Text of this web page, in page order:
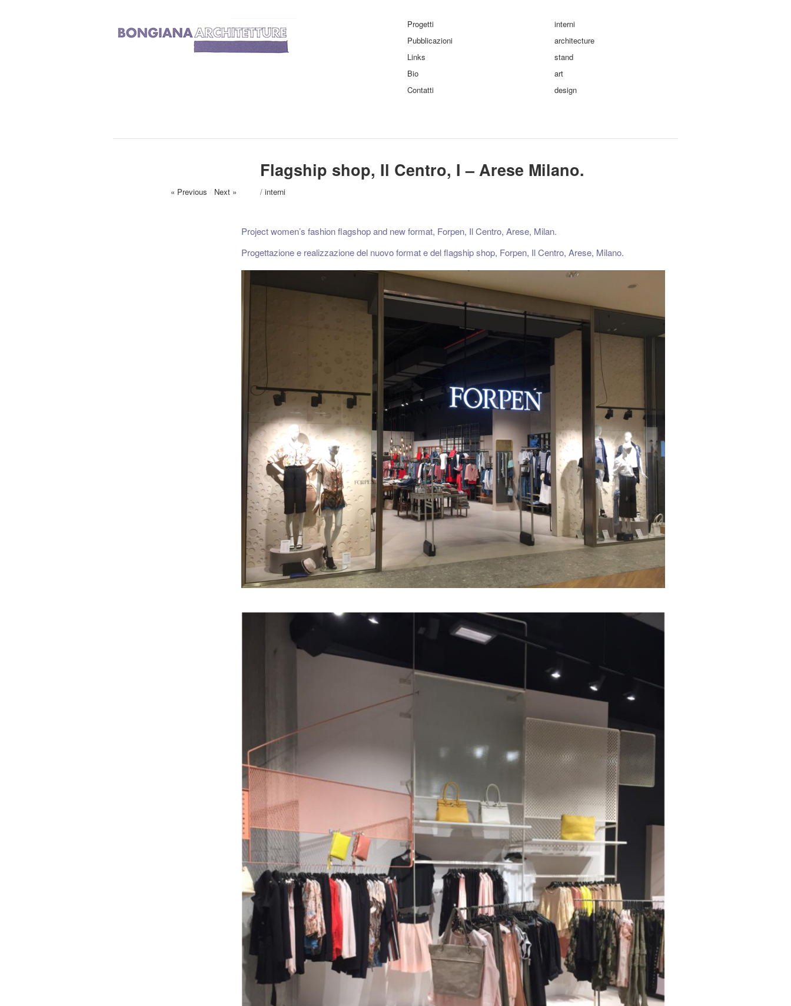
Progetti
Pubblicazioni
Links
Bio
Contatti
interni
architecture
stand
art
design
Flagship shop, Il Centro, I – Arese Milano.
« Previous / Next » / interni
Project women’s fashion flagshop and new format, Forpen, Il Centro, Arese, Milan.
Progettazione e realizzazione del nuovo format e del flagship shop, Forpen, Il Centro, Arese, Milano.